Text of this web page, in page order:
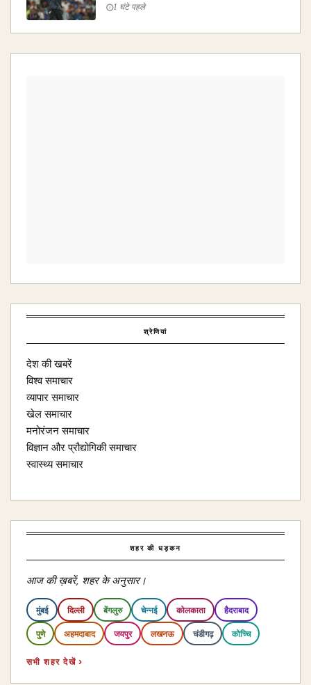
1 घंटे पहले
श्रेणियां
देश की खबरें
विश्व समाचार
व्यापार समाचार
खेल समाचार
मनोरंजन समाचार
विज्ञान और प्रौद्योगिकी समाचार
स्वास्थ्य समाचार
शहर की धड़कन
आज की ख़बरें, शहर के अनुसार।
मुंबई दिल्ली बेंगलुरु चेन्नई कोलकाता हैदराबाद
पुणे अहमदाबाद जयपुर लखनऊ चंडीगढ़ कोच्चि
सभी शहर देखें ›